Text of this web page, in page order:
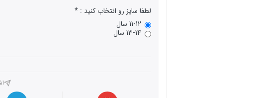
لطفا سایز رو انتخاب کنید :
11-12 سال
13-14 سال